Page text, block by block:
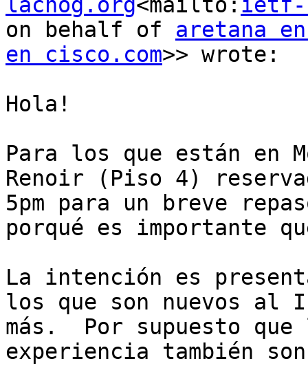
lacnog.org<mailto: ietf-
on behalf of aretana
en cisco.com>> wrote:
Hola!
Para los que están en
Renoir (Piso 4)
5pm para un breve
porqué es importante
La intención es
los que son nuevos al
más.  Por supuesto
experiencia también